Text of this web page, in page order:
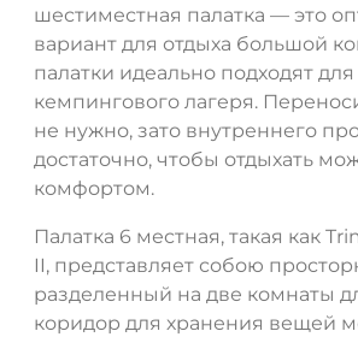
шестиместная палатка — это
вариант для отдыха большой
палатки идеально подходят
кемпингового лагеря.
не нужно, зато внутреннего
достаточно, чтобы отдыхать
комфортом.
Палатка 6 местная, такая как
II, представляет собою
разделенный на две комнаты
коридор для хранения вещей